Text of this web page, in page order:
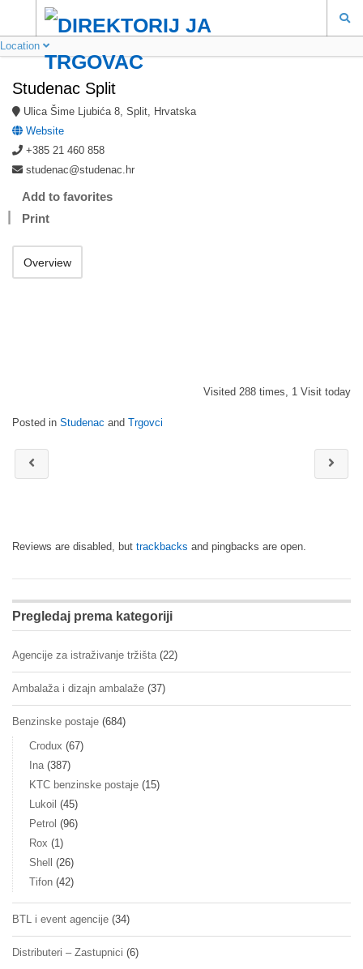
Location
Studenac Split
Ulica Šime Ljubića 8, Split, Hrvatska
Website
+385 21 460 858
studenac@studenac.hr
Add to favorites
Print
Overview
Visited 288 times, 1 Visit today
Posted in Studenac and Trgovci
Reviews are disabled, but trackbacks and pingbacks are open.
Pregledaj prema kategoriji
Agencije za istraživanje tržišta(22)
Ambalaža i dizajn ambalaže (37)
Benzinske postaje (684)
Crodux (67)
Ina(387)
KTC benzinske postaje (15)
Lukoil (45)
Petrol (96)
Rox (1)
Shell
(26)
Tifon (42)
BTL i event agencije (34)
Distributeri – Zastupnici (6)